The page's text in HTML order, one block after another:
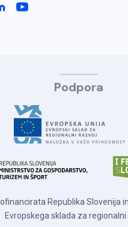
Podpora
Republika Slovenija
Evropskega sklada za regionalni